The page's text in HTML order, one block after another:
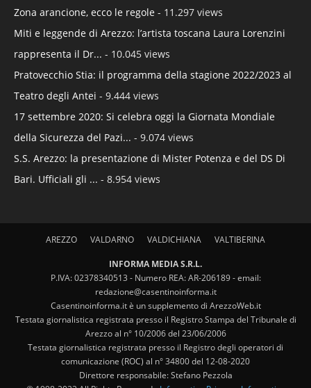
Zona arancione, ecco le regole - 11.297 views
Miti e leggende di Arezzo: l’artista toscana Laura Lorenzini
rappresenta il Dr... - 10.045 views
Pratovecchio Stia: il programma della stagione 2022/2023 al
Teatro degli Antei - 9.444 views
17 settembre 2020: Si celebra oggi la Giornata Mondiale
della Sicurezza del Pazi... - 9.074 views
S.S. Arezzo: la presentazione di Mister Potenza e del DS Di
Bari. Ufficiali gli ... - 8.954 views
AREZZO VALDARNO VALDICHIANA VALTIBERINA
INFORMA MEDIA S.R.L.
P.IVA: 02378340513 - Numero REA: AR-206189 - email:
redazione@casentinoinforma.it
Casentinoinforma.it è un supplemento di ArezzoWeb.it
Testata giornalistica registrata presso il Registro Stampa del Tribunale di
Arezzo al n° 10/2006 del 23/06/2006
Testata giornalistica registrata presso il Registro degli operatori di
comunicazione (ROC) al n° 34800 del 12-08-2020
Direttore responsabile: Stefano Pezzola